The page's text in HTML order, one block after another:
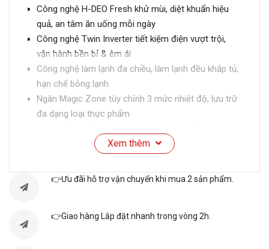
Công nghệ H-DEO Fresh khử mùi, diệt khuẩn hiệu
quả, an tâm ăn uống mỗi ngày
Công nghệ Twin Inverter tiết kiệm điện vượt trội,
vận hành bền bỉ & êm ái
Công nghệ làm lạnh đa chiều, làm lạnh đều khắp tủ,
hạn chế bỏng lạnh
Ngăn Magic Zone tùy chỉnh 3 mức nhiệt độ, lưu trữ
đa dạng loại thực phẩm
nét, dễ hiểu và dễ thao tác chọn
cửa nâng cao tiết kiệm điện
Xem thêm
👉Ưu đãi hỗ trợ vận chuyển khi mua 2 sản phẩm.
👉Giao hàng Lắp đặt nhanh trong vòng 2h.